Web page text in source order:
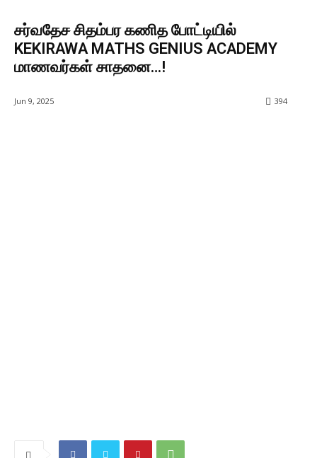
சர்வதேச சிதம்பர கணித போட்டியில்
KEKIRAWA MATHS GENIUS ACADEMY
மாணவர்கள் சாதனை…!
Jun 9, 2025 394